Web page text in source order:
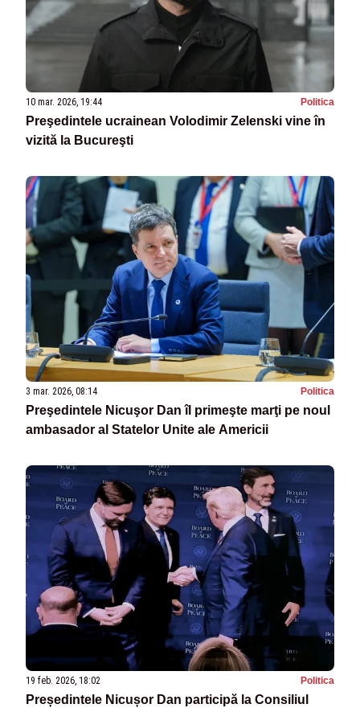
10 mar. 2026, 19:44 Politica
Preşedintele ucrainean Volodimir Zelenski vine în
vizită la Bucureşti
3 mar. 2026, 08:14 Politica
Preşedintele Nicuşor Dan îl primeşte marţi pe noul
ambasador al Statelor Unite ale Americii
19 feb. 2026, 18:02 Politica
Președintele Nicușor Dan participă la Consiliul